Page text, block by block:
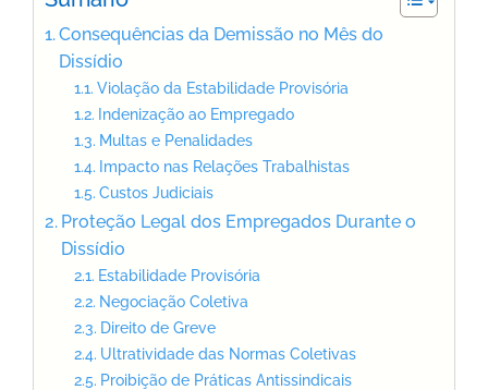
Consequências da Demissão no Mês do
Dissídio
Violação da Estabilidade Provisória
Indenização ao Empregado
Multas e Penalidades
Impacto nas Relações Trabalhistas
Custos Judiciais
Proteção Legal dos Empregados Durante o
Dissídio
Estabilidade Provisória
Negociação Coletiva
Direito de Greve
Ultratividade das Normas Coletivas
Proibição de Práticas Antissindicais